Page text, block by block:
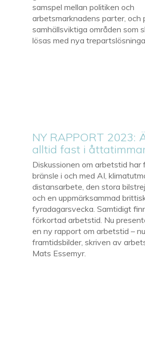
samspel mellan politiken och
arbetsmarknadens parter, och
samhällsviktiga områden som
lösas med nya
NY RAPPORT 2023:
alltid fast i
Diskussionen om arbetstid
bränsle i och med AI,
distansarbete, den stora
och en uppmärksammad
fyradagarsvecka. Samtidigt
förkortad arbetstid. Nu
en ny rapport om arbetstid –
framtidsbilder, skriven av
Mats Essemyr.